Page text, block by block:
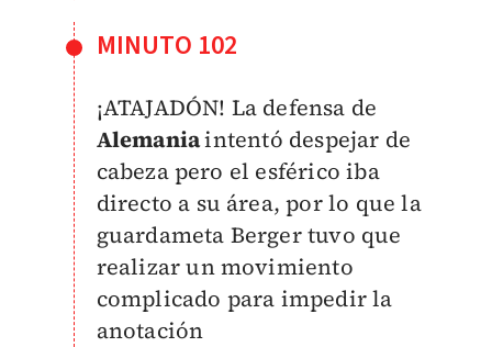
MINUTO 102
¡ATAJADÓN! La defensa de
Alemaniaintentó despejar de
cabeza pero el esférico iba
directo a su área, por lo que la
guardameta Berger tuvo que
realizar un movimiento
complicado para impedir la
anotación